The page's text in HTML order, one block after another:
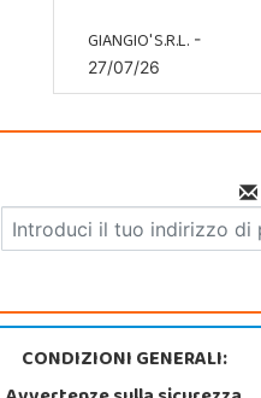
GIANGIO' S.R.L.-
27/07/26
CONDIZIONI GENERALI: